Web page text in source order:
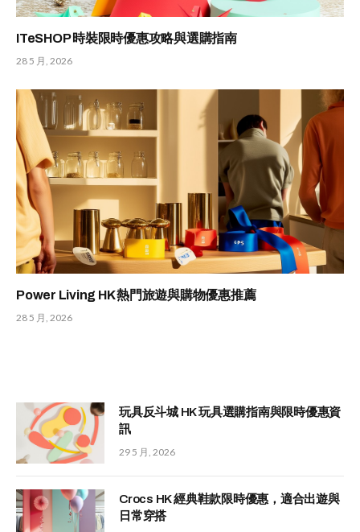
ITeSHOP 時裝限時優惠攻略與選購指南
28 5 月, 2026
Power Living HK 熱門旅遊與購物優惠推薦
28 5 月, 2026
玩具反斗城 HK 玩具選購指南與限時優惠資
訊
29 5 月, 2026
Crocs HK 經典鞋款限時優惠，適合出遊與
日常穿搭